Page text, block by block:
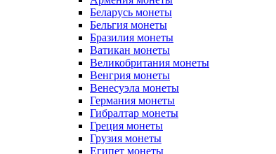
Беларусь монеты
Бельгия монеты
Бразилия монеты
Ватикан монеты
Великобритания монеты
Венгрия монеты
Венесуэла монеты
Германия монеты
Гибралтар монеты
Греция монеты
Грузия монеты
Египет монеты